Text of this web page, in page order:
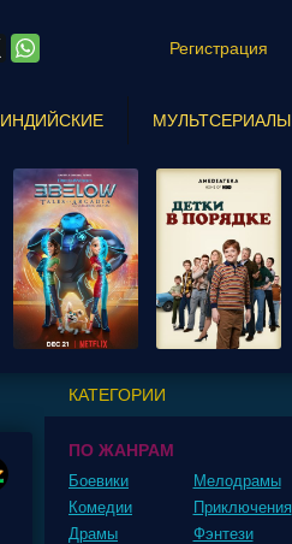
КАТЕГОРИИ
ПО ЖАНРАМ
Боевики
Комедии
Драмы
Мелодрамы
Приключения
Фэнтези
Регистрация
ИНДИЙСКИЕ МУЛЬТСЕРИАЛЫ